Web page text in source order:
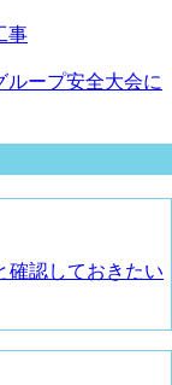
事
ループ安全大会に
確認しておきたい